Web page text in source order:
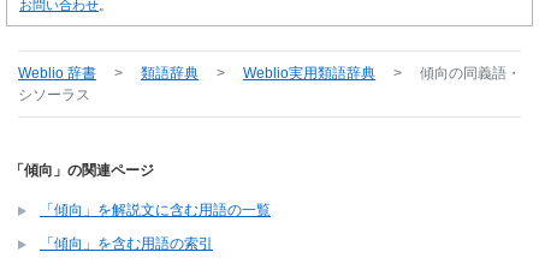
お問い合わせ
Weblio 辞書 > 類語辞典 > Weblio実用類語辞典 > 傾向の同義語・
シソーラス
「傾向」の関連ページ
「傾向」を解説文に含む用語の一覧
「傾向」を含む用語の索引